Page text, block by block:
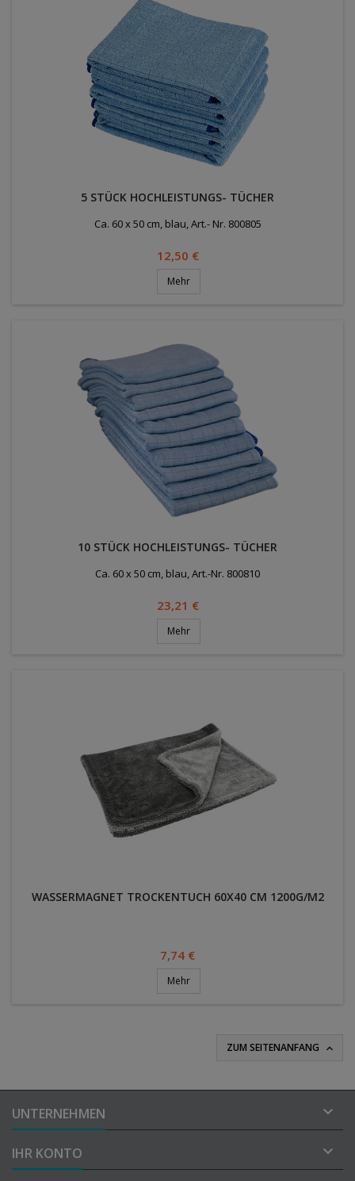
5 STÜCK HOCHLEISTUNGS- TÜCHER
Ca. 60 x 50 cm, blau, Art.- Nr. 800805
Preis
12,50 €
Mehr
10 STÜCK HOCHLEISTUNGS- TÜCHER
Ca. 60 x 50 cm, blau, Art.-Nr. 800810
Preis
23,21 €
Mehr
WASSERMAGNET TROCKENTUCH 60X40 CM 1200G/M2
Preis
7,74 €
Mehr
ZUM SEITENANFANG 
UNTERNEHMEN 
IHR KONTO 